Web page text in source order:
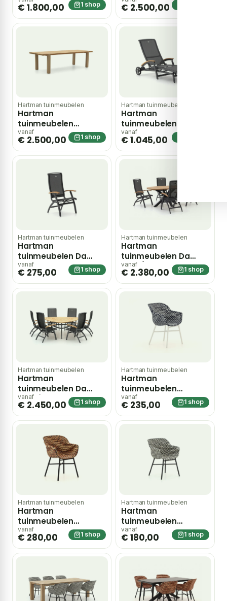
tuintafel
200x100x77cm –
€ 1.800,00 1 shop
tuintafel
280x100x77cm –
€ 2.500,00
Hartman tuinmeubelen
Hartman
tuinmeubelen
Almeria dining
tuintafel
280x100x77cm –
vanaf
€ 2.500,00 1 shop
Hartman tuinmeubelen
Hartman
tuinmeubelen Da
Vinci ligbed met wiel
– Grijs
vanaf
€ 1.045,00
Hartman tuinmeubelen
Hartman
tuinmeubelen Da
Vinci standenstoel –
Grijs
vanaf
€ 275,00 1 shop
Hartman tuinmeubelen
Hartman
tuinmeubelen Da
Vinci/Stephanie
200cm dining tuinset
5-delig verstelbaar
vanaf
€ 2.380,00 1 shop
Hartman tuinmeubelen
Hartman
tuinmeubelen Da
Vinci/Triangular
170cm dining tuinset
7-delig verstelbaar –
vanaf
€ 2.450,00 1 shop
Hartman tuinmeubelen
Hartman
tuinmeubelen
Delphine dining
tuinstoel – Blauw
vanaf
€ 235,00 1 shop
Hartman tuinmeubelen
Hartman
tuinmeubelen
Delphine dining
tuinstoel – Rood
vanaf
€ 280,00 1 shop
Hartman tuinmeubelen
Hartman
tuinmeubelen
Delphine dining
tuinstoel – Zwart
vanaf
€ 180,00 1 shop